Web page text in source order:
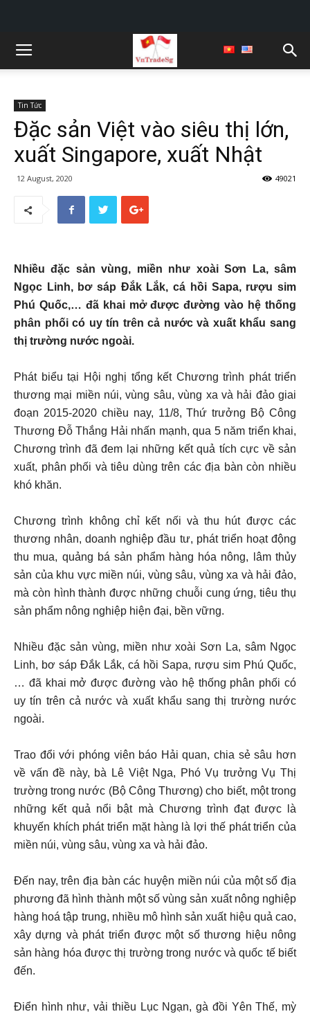
Tin Tức
Đặc sản Việt vào siêu thị lớn,
xuất Singapore, xuất Nhật
12 August, 2020 49021
Nhiều đặc sản vùng, miền như xoài Sơn La, sâm
Ngọc Linh, bơ sáp Đắk Lắk, cá hồi Sapa, rượu sim
Phú Quốc,… đã khai mở được đường vào hệ thống
phân phối có uy tín trên cả nước và xuất khẩu sang
thị trường nước ngoài.
Phát biểu tại Hội nghị tổng kết Chương trình phát triển
thương mại miền núi, vùng sâu, vùng xa và hải đảo giai
đoạn 2015-2020 chiều nay, 11/8, Thứ trưởng Bộ Công
Thương Đỗ Thắng Hải nhấn mạnh, qua 5 năm triển khai,
Chương trình đã đem lại những kết quả tích cực về sản
xuất, phân phối và tiêu dùng trên các địa bàn còn nhiều
khó khăn.
Chương trình không chỉ kết nối và thu hút được các
thương nhân, doanh nghiệp đầu tư, phát triển hoạt động
thu mua, quảng bá sản phẩm hàng hóa nông, lâm thủy
sản của khu vực miền núi, vùng sâu, vùng xa và hải đảo,
mà còn hình thành được những chuỗi cung ứng, tiêu thụ
sản phẩm nông nghiệp hiện đại, bền vững.
Nhiều đặc sản vùng, miền như xoài Sơn La, sâm Ngọc
Linh, bơ sáp Đắk Lắk, cá hồi Sapa, rượu sim Phú Quốc,
… đã khai mở được đường vào hệ thống phân phối có
uy tín trên cả nước và xuất khẩu sang thị trường nước
ngoài.
Trao đổi với phóng viên báo Hải quan, chia sẻ sâu hơn
về vấn đề này, bà Lê Việt Nga, Phó Vụ trưởng Vụ Thị
trường trong nước (Bộ Công Thương) cho biết, một trong
những kết quả nổi bật mà Chương trình đạt được là
khuyến khích phát triển mặt hàng là lợi thế phát triển của
miền núi, vùng sâu, vùng xa và hải đảo.
Đến nay, trên địa bàn các huyện miền núi của một số địa
phương đã hình thành một số vùng sản xuất nông nghiệp
hàng hoá tập trung, nhiều mô hình sản xuất hiệu quả cao,
xây dựng và phát triển được một số thương hiệu nông
sản hàng hóa được thị trường trong nước và quốc tế biết
đến.
Điển hình như, vải thiều Lục Ngạn, gà đồi Yên Thế, mỳ